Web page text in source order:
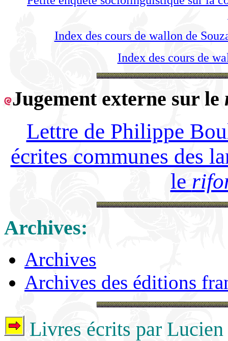
Index des cours de wallon de
Index des cours de
Jugement externe sur le
Lettre de Philippe
écrites communes des
le
Archives:
Archives
Archives des éditions
Livres écrits par